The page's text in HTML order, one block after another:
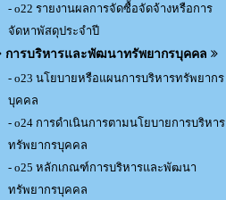
- o22 รายงานผลการจัดซื้อจัดจ้างหรือการ
จัดหาพัสดุประจำปี
การบริหารและพัฒนาทรัพยากรบุคคล
- o23 นโยบายหรือแผนการบริหารทรัพยากร
บุคคล
- o24 การดำเนินการตามนโยบายการบริหาร
ทรัพยากรบุคคล
- o25 หลักเกณฑ์การบริหารและพัฒนา
ทรัพยากรบุคคล